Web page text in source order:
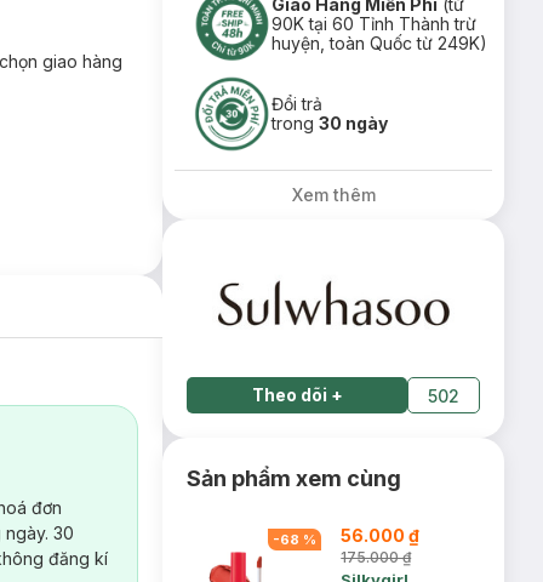
giao hàng
đơn
30
đăng kí
Giao Hàng Miễn Phí (từ
90K tại 60 Tỉnh Thành trừ
huyện, toàn Quốc từ 249K)
Đổi trả
trong30 ngày
Xem thêm
Theo dõi + 502
Sản phẩm xem cùng
-68 % 56.000 ₫
175.000 ₫